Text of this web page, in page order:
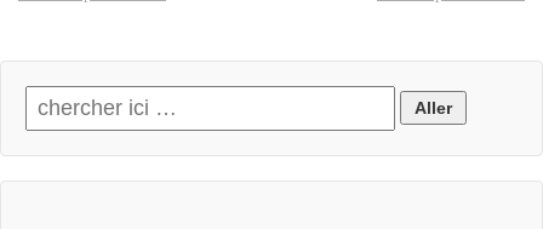
Search for: